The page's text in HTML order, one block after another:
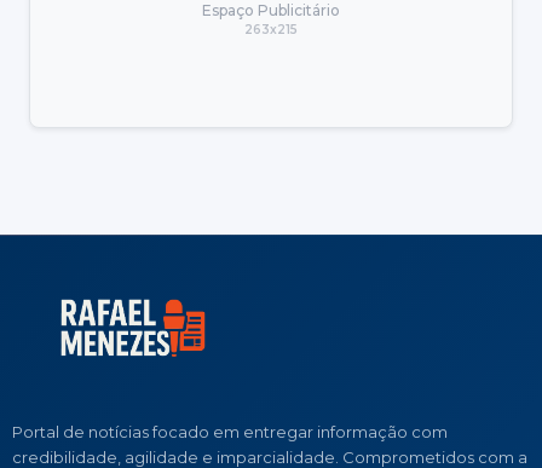
Espaço Publicitário
263x215
Portal de notícias focado em entregar informação com
credibilidade, agilidade e imparcialidade. Comprometidos com a